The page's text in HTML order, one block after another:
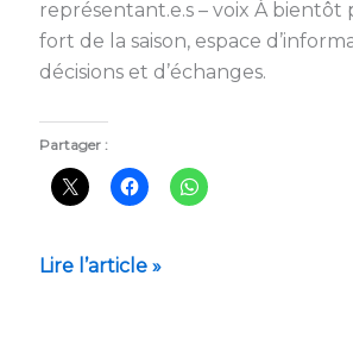
représentant.e.s – voix À
fort de la saison, espace
décisions et d’échanges.
Partager :
Lire l’article »